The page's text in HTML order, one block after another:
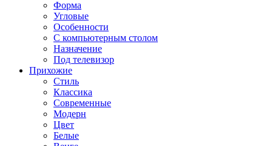
Форма
Угловые
Особенности
С компьютерным столом
Назначение
Под телевизор
Прихожие
Стиль
Классика
Современные
Модерн
Цвет
Белые